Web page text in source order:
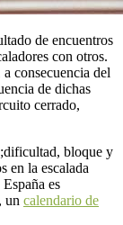
de encuentros
con otros.
consecuencia del
de dichas
cerrado,
bloque y
en la escalada
es
un calendario de